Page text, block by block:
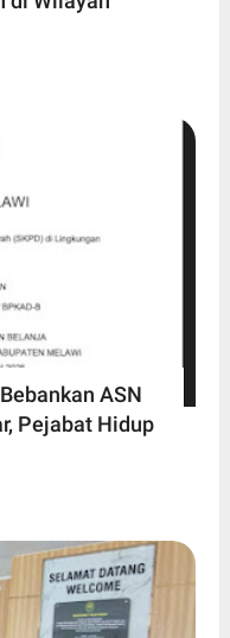
ASN
Pejabat Hidup